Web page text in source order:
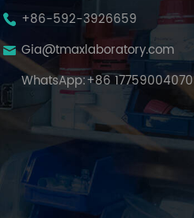
+86-592-3926659
Gia@tmaxlaboratory.com
WhatsApp:+86 17759004070